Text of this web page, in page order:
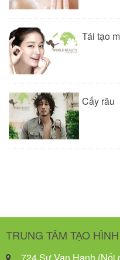
Tái tạo
Cấy râu
TRUNG TÂM TẠO